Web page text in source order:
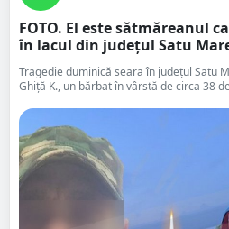
FOTO. El este sătmăreanul
în lacul din județul Satu
Tragedie duminică seara în județul Satu
Ghiță K., un bărbat în vârstă de circa 38